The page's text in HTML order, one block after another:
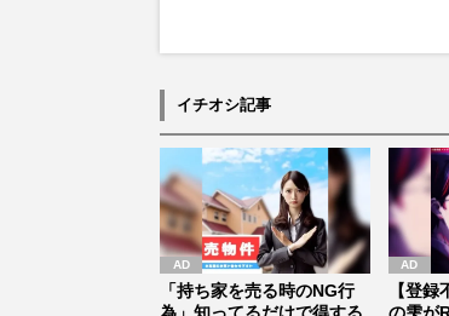
イチオシ記事
「持ち家を売る時のNG行
【登